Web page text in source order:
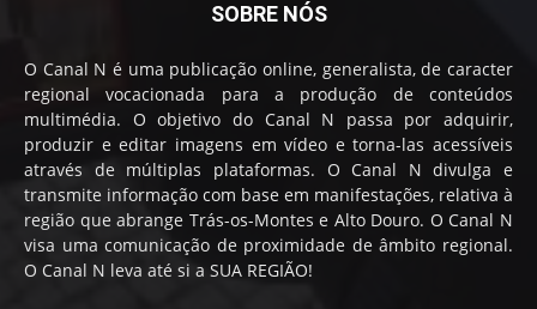
SOBRE NÓS
O Canal N é uma publicação online, generalista, de caracter
regional vocacionada para a produção de conteúdos
multimédia. O objetivo do Canal N passa por adquirir,
produzir e editar imagens em vídeo e torna-las acessíveis
através de múltiplas plataformas. O Canal N divulga e
transmite informação com base em manifestações, relativa à
região que abrange Trás-os-Montes e Alto Douro. O Canal N
visa uma comunicação de proximidade de âmbito regional.
O Canal N leva até si a SUA REGIÃO!